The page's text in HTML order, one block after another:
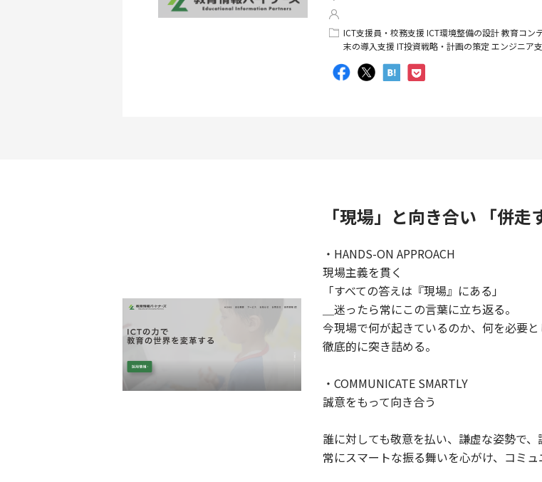
ICT支援員・校務支援 ICT環境整備の設計 教育コ
末の導入支援 IT投資戦略・計画の策定 エンジニア
「現場」と向き合い 「併
・HANDS-ON APPROACH
現場主義を貫く
「すべての答えは『現場』にある」
＿迷ったら常にこの言葉に立ち返る。
今現場で何が起きているのか、何を必要
徹底的に突き詰める。
・COMMUNICATE SMARTLY
誠意をもって向き合う
誰に対しても敬意を払い、謙虚な姿勢で、
常にスマートな振る舞いを心がけ、コミュ